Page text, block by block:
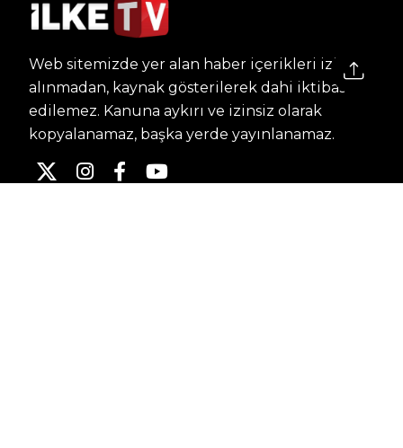
Web sitemizde yer alan haber içerikleri izin
alınmadan, kaynak gösterilerek dahi iktibas
edilemez. Kanuna aykırı ve izinsiz olarak
kopyalanamaz, başka yerde yayınlanamaz.